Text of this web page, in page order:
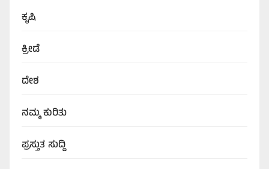
ಕೃಷಿ
ಕ್ರೀಡೆ
ದೇಶ
ನಮ್ಮ ಕುರಿತು
ಪ್ರಸ್ತುತ ಸುದ್ದಿ